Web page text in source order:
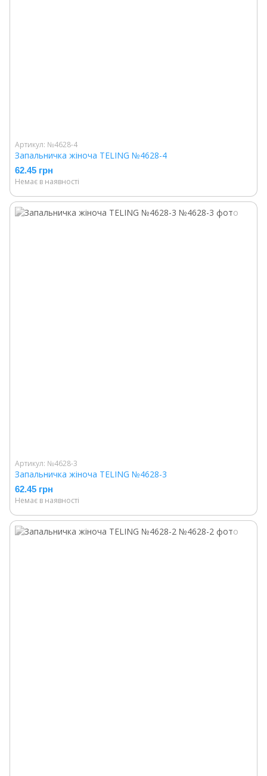
Артикул: №4628-4
Запальничка жіноча TELING №4628-4
62.45 грн
Немає в наявності
Артикул: №4628-3
Запальничка жіноча TELING №4628-3
62.45 грн
Немає в наявності